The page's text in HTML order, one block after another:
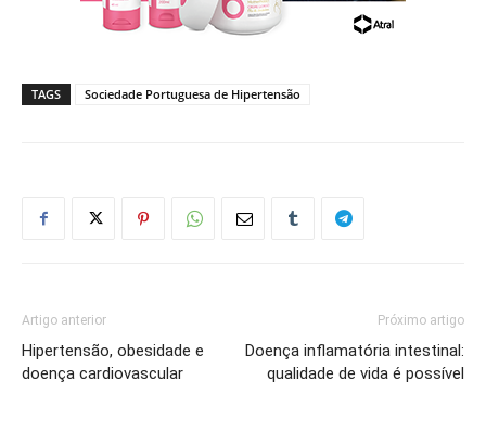
TAGS Sociedade Portuguesa de Hipertensão
Artigo anterior
Hipertensão, obesidade e
doença cardiovascular
Próximo artigo
Doença inflamatória intestinal:
qualidade de vida é possível